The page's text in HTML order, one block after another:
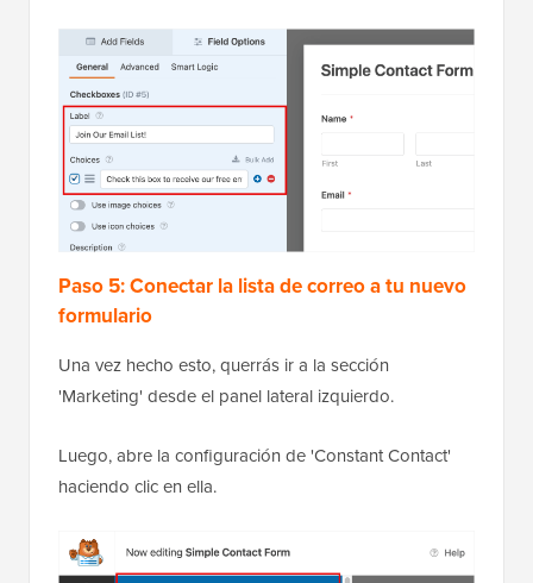
Paso 5: Conectar la lista de correo a tu nuevo
formulario
Una vez hecho esto, querrás ir a la sección
'Marketing' desde el panel lateral izquierdo.
Luego, abre la configuración de 'Constant Contact'
haciendo clic en ella.